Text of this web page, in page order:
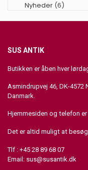
Nyheder (6)
SUS ANTIK
Butikken er åben hver
Asmindrupvej 46, DK-4572
Danmark.
Hjemmesiden og telefon er
Det er altid muligt at
Tlf : +45 28 89 68 07
Email: sus@susantik.dk